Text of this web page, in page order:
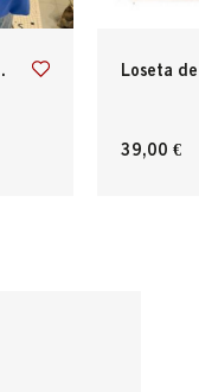
loseta de piedra con el peine del viento de
39,00 €